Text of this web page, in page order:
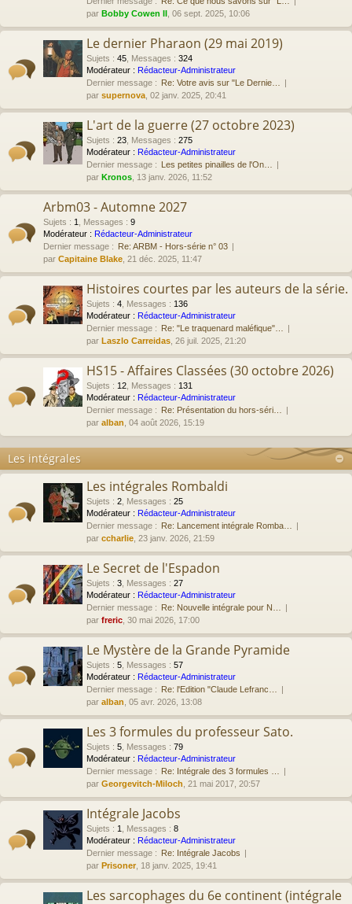
par Bobby Cowen II , 06 sept. 2025, 10:06
Le dernier Pharaon (29 mai 2019)
Sujets : 45 Messages : 324
Modérateur : Rédacteur-Administrateur
Dernier message : Re: Votre avis sur "Le Dernie…
par supernova , 02 janv. 2025, 20:41
L'art de la guerre (27 octobre 2023)
Sujets : 23 Messages : 275
Modérateur : Rédacteur-Administrateur
Dernier message : Les petites pinailles de l'On…
par Kronos , 13 janv. 2026, 11:52
Arbm03 - Automne 2027
Sujets : 1 Messages : 9
Modérateur : Rédacteur-Administrateur
Dernier message : Re: ARBM - Hors-série n° 03
par Capitaine Blake , 21 déc. 2025, 11:47
Histoires courtes par les auteurs de la série.
Sujets : 4 Messages : 136
Modérateur : Rédacteur-Administrateur
Dernier message : Re: "Le traquenard maléfique"…
par Laszlo Carreidas , 26 juil. 2025, 21:20
HS15 - Affaires Classées (30 octobre 2026)
Sujets : 12 Messages : 131
Modérateur : Rédacteur-Administrateur
Dernier message : Re: Présentation du hors-séri…
par alban , 04 août 2026, 15:19
Les intégrales
Les intégrales Rombaldi
Sujets : 2 Messages : 25
Modérateur : Rédacteur-Administrateur
Dernier message : Re: Lancement intégrale Romba…
par ccharlie , 23 janv. 2026, 21:59
Le Secret de l'Espadon
Sujets : 3 Messages : 27
Modérateur : Rédacteur-Administrateur
Dernier message : Re: Nouvelle intégrale pour N…
par freric , 30 mai 2026, 17:00
Le Mystère de la Grande Pyramide
Sujets : 5 Messages : 57
Modérateur : Rédacteur-Administrateur
Dernier message : Re: l'Edition "Claude Lefranc…
par alban , 05 avr. 2026, 13:08
Les 3 formules du professeur Sato.
Sujets : 5 Messages : 79
Modérateur : Rédacteur-Administrateur
Dernier message : Re: Intégrale des 3 formules …
par Georgevitch-Miloch , 21 mai 2017, 20:57
Intégrale Jacobs
Sujets : 1 Messages : 8
Modérateur : Rédacteur-Administrateur
Dernier message : Re: Intégrale Jacobs
par Prisoner , 18 janv. 2025, 19:41
Les sarcophages du 6e continent (intégrale